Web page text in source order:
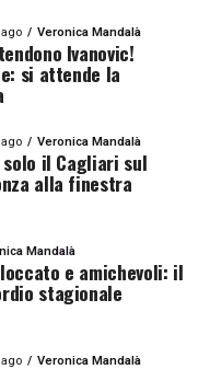
Veronica Mandalà
Ivanovic!
si attende la
Veronica Mandalà
il Cagliari sul
alla finestra
Mandalà
e amichevoli: il
stagionale
Veronica Mandalà